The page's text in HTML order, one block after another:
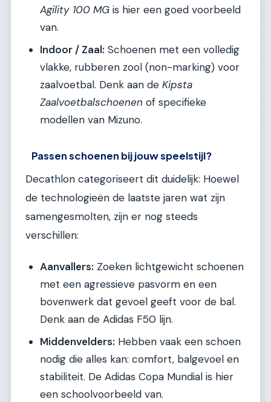
Agility 100 MG is hier een goed voorbeeld
van.
Indoor / Zaal: Schoenen met een volledig
vlakke, rubberen zool (non-marking) voor
zaalvoetbal. Denk aan de Kipsta
Zaalvoetbalschoenen of specifieke
modellen van Mizuno.
Passen schoenen bij jouw speelstijl?
Decathlon categoriseert dit duidelijk: Hoewel
de technologieën de laatste jaren wat zijn
samengesmolten, zijn er nog steeds
verschillen:
Aanvallers: Zoeken lichtgewicht schoenen
met een agressieve pasvorm en een
bovenwerk dat gevoel geeft voor de bal.
Denk aan de Adidas F50 lijn.
Middenvelders: Hebben vaak een schoen
nodig die alles kan: comfort, balgevoel en
stabiliteit. De Adidas Copa Mundial is hier
een schoolvoorbeeld van.